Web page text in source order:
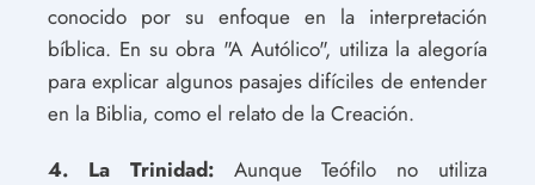
conocido por su enfoque en la interpretación
bíblica. En su obra "A Autólico", utiliza la alegoría
para explicar algunos pasajes difíciles de entender
en la Biblia, como el relato de la Creación.
4. La Trinidad:Aunque Teófilo no utiliza